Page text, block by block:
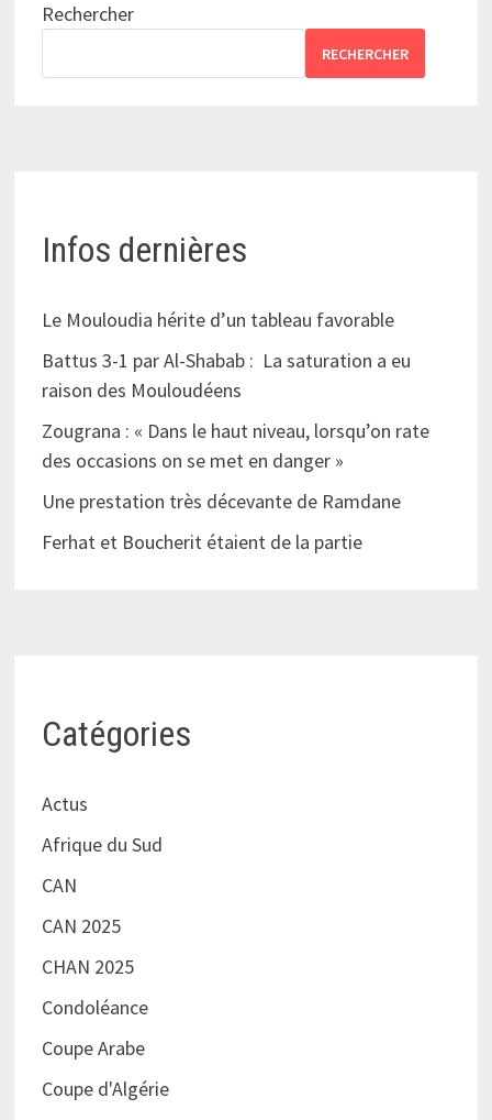
Rechercher
RECHERCHER
Infos dernières
Le Mouloudia hérite d’un tableau favorable
Battus 3-1 par Al-Shabab : La saturation a eu
raison des Mouloudéens
Zougrana : « Dans le haut niveau, lorsqu’on rate
des occasions on se met en danger »
Une prestation très décevante de Ramdane
Ferhat et Boucherit étaient de la partie
Catégories
Actus
Afrique du Sud
CAN
CAN 2025
CHAN 2025
Condoléance
Coupe Arabe
Coupe d'Algérie